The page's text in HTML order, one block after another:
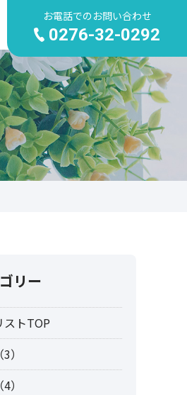
お電話でのお問い合わせ
0276-32-0292
リー
ストTOP
）
）